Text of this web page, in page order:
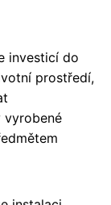
investicí do
prostředí,
vyrobené